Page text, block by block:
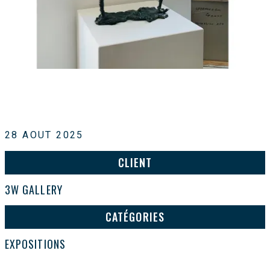
28 AOUT 2025
CLIENT
3W GALLERY
CATÉGORIES
EXPOSITIONS